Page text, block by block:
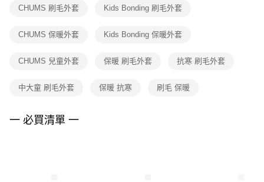
客戶支援中心」https://netprotections.freshdesk.com/support/home
１．透過由恩沛科技股份有限公司提供之「AFTEE先享後付」服務完成之交
權轉讓予恩沛科技股份有限公司。
３．未成年的使用者請事先徵得法定代理人或監護人之同意方可使用
４．使用「AFTEE先享後付」時，將依據個別帳號之用戶狀況，依本公司即
CHUMS 刷毛外套 Kids Bonding 刷毛外套
CHUMS 保暖外套 Kids Bonding 保暖外套
CHUMS 兒童外套 保暖 刷毛外套 抗寒 刷毛外套
中大童 刷毛外套 保暖 抗寒 刷毛 保暖
一 必買清單 一